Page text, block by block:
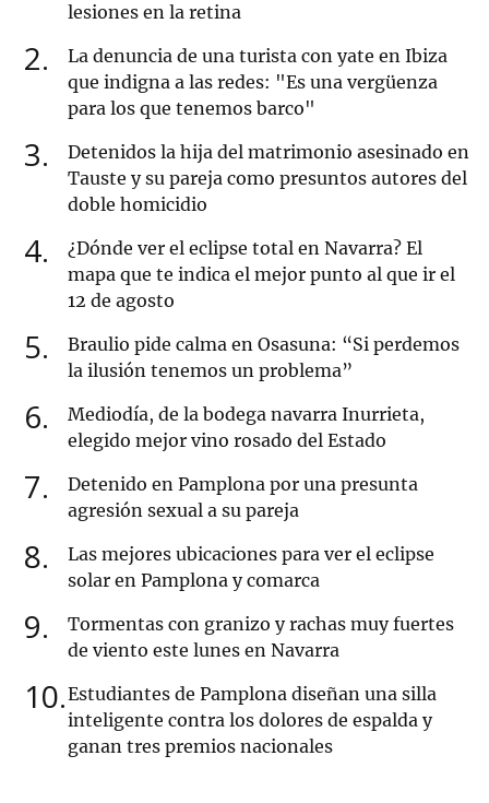
lesiones en la retina
2
La denuncia de una turista con yate en Ibiza
que indigna a las redes: "Es una vergüenza
para los que tenemos barco"
3
Detenidos la hija del matrimonio asesinado en
Tauste y su pareja como presuntos autores del
doble homicidio
4
¿Dónde ver el eclipse total en Navarra? El
mapa que te indica el mejor punto al que ir el
12 de agosto
5
Braulio pide calma en Osasuna: “Si perdemos
la ilusión tenemos un problema”
6
Mediodía, de la bodega navarra Inurrieta,
elegido mejor vino rosado del Estado
7
Detenido en Pamplona por una presunta
agresión sexual a su pareja
8
Las mejores ubicaciones para ver el eclipse
solar en Pamplona y comarca
9
Tormentas con granizo y rachas muy fuertes
de viento este lunes en Navarra
10 Estudiantes de Pamplona diseñan una silla
inteligente contra los dolores de espalda y
ganan tres premios nacionales